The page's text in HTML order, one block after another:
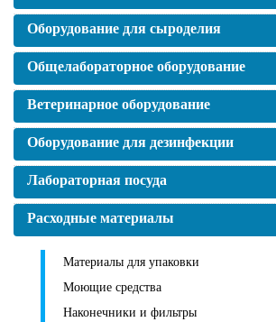
Оборудование для сыроделия
Общелабораторное оборудование
Ветеринарное оборудование
Оборудование для дезинфекции
Лабораторная посуда
Расходные материалы
Материалы для упаковки
Моющие средства
Наконечники и фильтры